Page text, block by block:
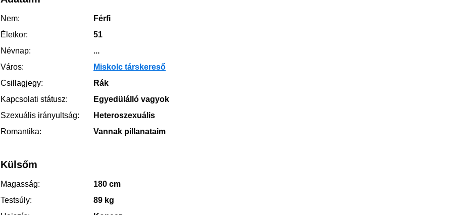
Nem:
Férfi
Életkor:
51
Névnap:
...
Város:
Miskolc társkereső
Csillagjegy:
Rák
Kapcsolati státusz:
Egyedülálló vagyok
Szexuális irányultság:
Heteroszexuális
Romantika:
Vannak pillanataim
Külsőm
Magasság:
180 cm
Testsúly:
89 kg